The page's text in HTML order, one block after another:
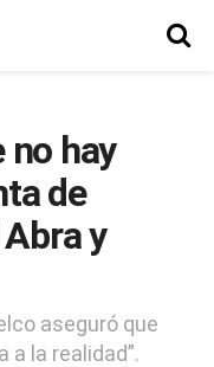
no hay
de
y
aseguró que
a la realidad”.